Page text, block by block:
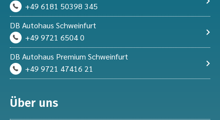
+49 6181 50398 345
DB Autohaus Schweinfurt
+49 9721 6504 0
DB Autohaus Premium Schweinfurt
+49 9721 47416 21
Über uns